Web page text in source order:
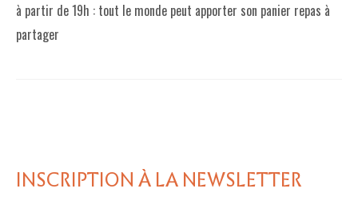
à partir de 19h : tout le monde peut apporter son panier repas à
partager
INSCRIPTION À LA NEWSLETTER